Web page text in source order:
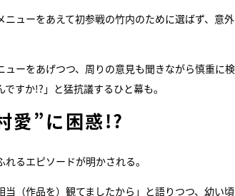
ューをあえて初参戦の竹内のために選ばず、意
ーをあげつつ、周りの意見も聞きながら慎重に
すか!?」と猛抗議するひと幕も。
愛”に困惑!?
るエピソードが明かされる。
（作品を）観てましたから」と語りつつ、幼い